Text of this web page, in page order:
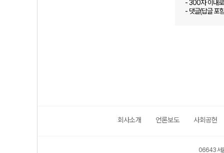
- 300자 이내
- 댓글(답글 포
회사소개 언론보도 사회공헌
06643 서